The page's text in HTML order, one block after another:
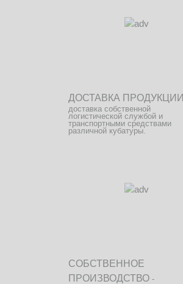
ДОСТАВКА ПРОДУКЦИИ
доставка собственной
логистической службой и
транспортными средствами
различной кубатуры.
СОБСТВЕННОЕ
ПРОИЗВОДСТВО -